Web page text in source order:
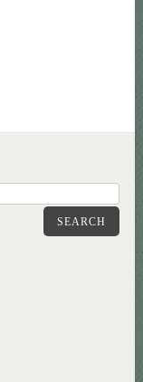
SEARCH